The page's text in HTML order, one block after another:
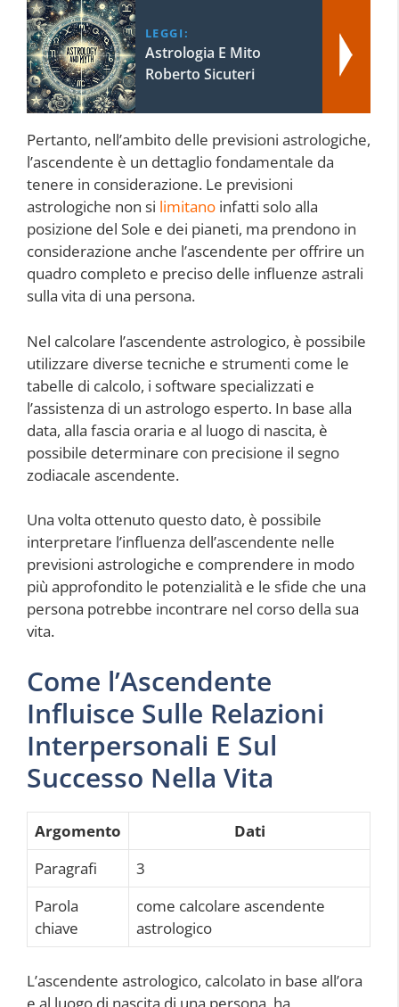
LEGGI:
Astrologia E Mito
Roberto Sicuteri
Pertanto, nell’ambito delle previsioni astrologiche,
l’ascendente è un dettaglio fondamentale da
tenere in considerazione. Le previsioni
astrologiche non si limitano infatti solo alla
posizione del Sole e dei pianeti, ma prendono in
considerazione anche l’ascendente per offrire un
quadro completo e preciso delle influenze astrali
sulla vita di una persona.
Nel calcolare l’ascendente astrologico, è possibile
utilizzare diverse tecniche e strumenti come le
tabelle di calcolo, i software specializzati e
l’assistenza di un astrologo esperto. In base alla
data, alla fascia oraria e al luogo di nascita, è
possibile determinare con precisione il segno
zodiacale ascendente.
Una volta ottenuto questo dato, è possibile
interpretare l’influenza dell’ascendente nelle
previsioni astrologiche e comprendere in modo
più approfondito le potenzialità e le sfide che una
persona potrebbe incontrare nel corso della sua
vita.
Come l’Ascendente
Influisce Sulle Relazioni
Interpersonali E Sul
Successo Nella Vita
Argomento
Dati
Paragrafi
3
Parola
chiave
come calcolare ascendente
astrologico
L’ascendente astrologico, calcolato in base all’ora